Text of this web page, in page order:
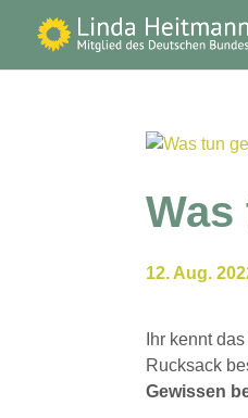
Was
12. Aug.
Ihr kennt
Rucksack
Gewissen